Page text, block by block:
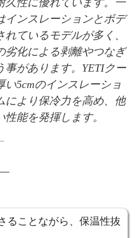
久性に優れています。一
インスレーションとボデ
ているモデルが多く、
劣化による剥離やつなぎ
があります。YETIクー
5cmのインスレーショ
により保冷力を高め、他
能を発揮します。
ることながら、保温性抜